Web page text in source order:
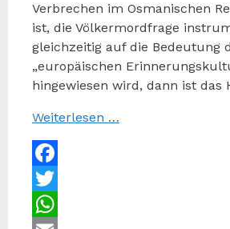
Verbrechen im Osmanischen
ist, die Völkermordfrage
gleichzeitig auf die Bedeutung
„europäischen
hingewiesen wird, dann ist das
Weiterlesen …
Facebook
Twitter